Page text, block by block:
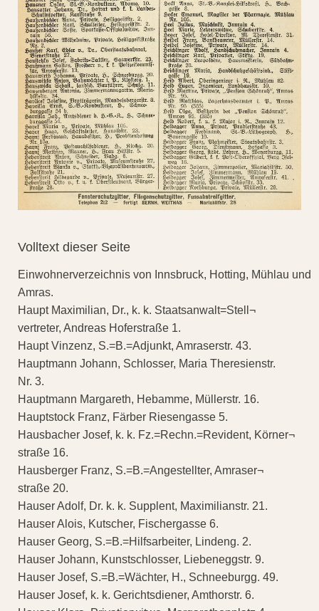
Volltext dieser Seite
Einwohnerverzeichnis von Innsbruck, Hotting, Mühlau und
Amras.
Haupt Maximilian, Dr., k. k. Staatsanwalt=Stell¬
vertreter, Andreas Hoferstraße 1.
Haupt Vinzenz, S.=B.=Adjunkt, Amraserstr. 43.
Hauptmann Johann, Schlosser, Maria Theresienstr.
Nr. 3.
Hauptmann Margareth, Hebamme, Müllerstr. 16.
Hauptstock Franz, Färber Riesengasse 5.
Hausbacher Josef, k. k. Fz.=Rechn.=Revident, Körner¬
straße 16.
Hausberger Franz, S.=B.=Angestellter, Amraser¬
straße 20.
Hauser Adolf, Dr. k. k. Supplent, Maximilianstr. 21.
Hauser Alois, Kutscher, Fischergasse 6.
Hauser Georg, S.=B.=Hilfsarbeiter, Lindeng. 2.
Hauser Johann, Kunstschlosser, Liebeneggstr. 9.
Hauser Josef, S.=B.=Wächter, H., Schneeburgg. 49.
Hauser Josef, k. k. Gerichtsdiener, Amthorstr. 6.